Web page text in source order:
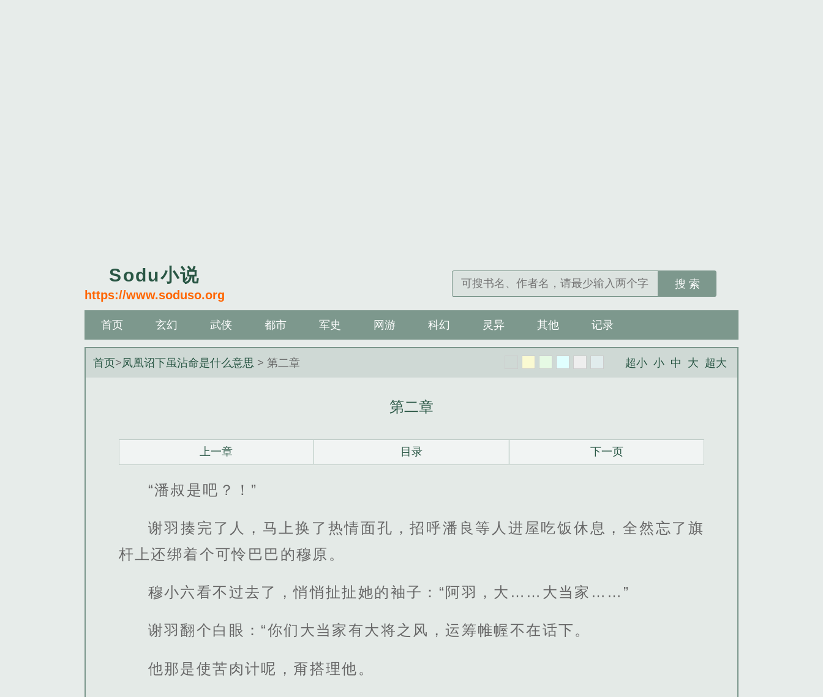
Sodu小说
https://www.soduso.org
搜 索
首页 玄幻 武侠 都市 军史 网游 科幻 灵异 其他 记录
首页>凤凰诏下虽沾命是什么意思 > 第二章 超小 小 中 大 超大
第二章
上一章 目录 下一页
“潘叔是吧？！”
谢羽揍完了人，马上换了热情面孔，招呼潘良等人进屋吃饭休息，全然忘了旗
杆上还绑着个可怜巴巴的穆原。
穆小六看不过去了，悄悄扯扯她的袖子：“阿羽，大……大当家……”
谢羽翻个白眼：“你们大当家有大将之风，运筹帷幄不在话下。
他那是使苦肉计呢，甭搭理他。